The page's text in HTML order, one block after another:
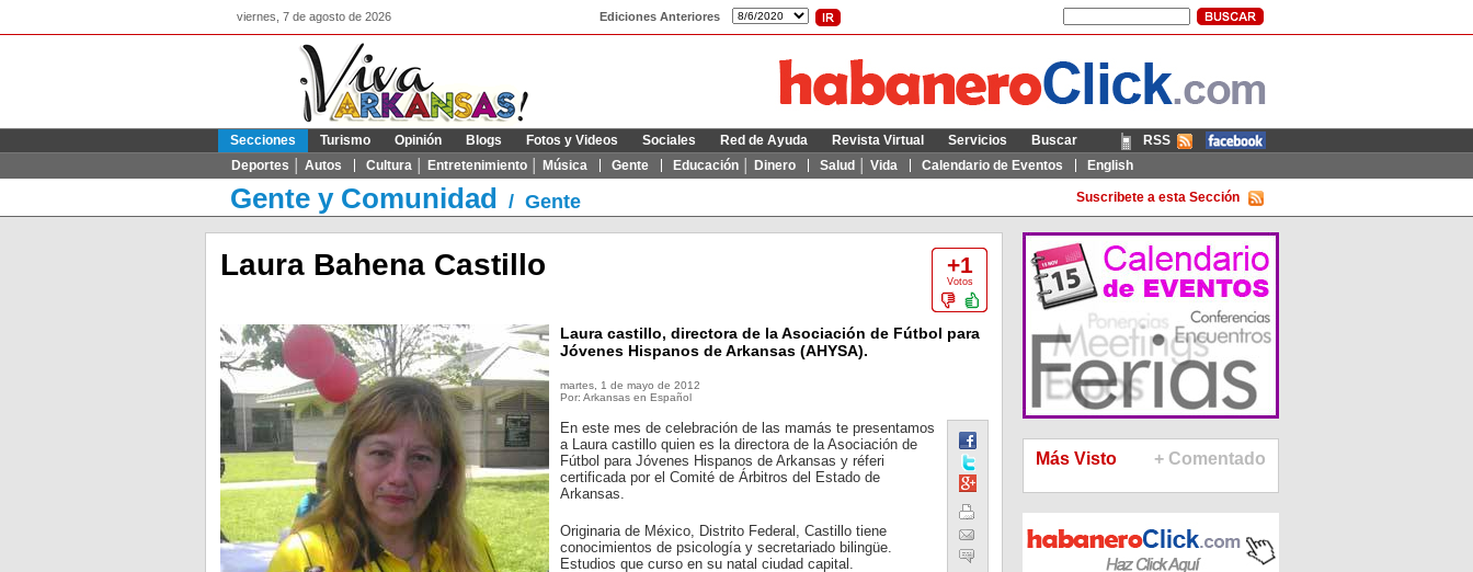
viernes, 7 de agosto de 2026 Ediciones Anteriores
Secciones
Deportes │ Autos
Cultura │ Entretenimiento │ Música Gente Educación │ Dinero Salud │ Vida Calendario de Eventos English
Turismo Opinión Blogs Fotos y Videos Sociales Red de Ayuda Revista Virtual Servicios Buscar
RSS
Móvil
Gente y Comunidad / Gente Suscribete a esta Sección
+1
Votos
Laura Bahena Castillo
Laura castillo, directora de la Asociación de Fútbol para
Jóvenes Hispanos de Arkansas (AHYSA).
martes, 1 de mayo de 2012
Por: Arkansas en Español
En este mes de celebración de las mamás te presentamos
a Laura castillo quien es la directora de la Asociación de
Fútbol para Jóvenes Hispanos de Arkansas y réferi
certificada por el Comité de Árbitros del Estado de
Arkansas.
Originaria de México, Distrito Federal, Castillo tiene
conocimientos de psicología y secretariado bilingüe.
Estudios que curso en su natal ciudad capital.
Más Visto + Comentado